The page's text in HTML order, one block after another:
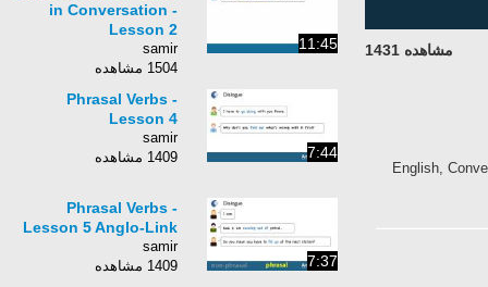
مشاهده 1431
English,
11:45
in Conversation -
Lesson 2
samir
1504 مشاهده
7:44
Phrasal Verbs -
Lesson 4
samir
1409 مشاهده
7:37
Phrasal Verbs -
Lesson 5 Anglo-Link
samir
1409 مشاهده